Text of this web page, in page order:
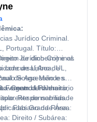
Jurídico Criminal.
Portugal. Título:
de dinheiro) e os
concursal,Ano de
Sousa Mendes.
de dinheiro;
de normas.
Grande Área:
Direito / Subárea:
Jurídico-Criminal.
de Lisboa, UL,
de Agressão e sua
Fernanda Palma.
Centro Universitário
Responsabilidade
Fabiano da Rosa.